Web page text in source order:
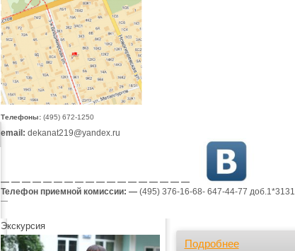
Телефоны:(495) 672-1250
email: dekanat219@yandex.ru
— — — — — — — — — — — — — — — — — —
Телефон приемной комиссии: —(495) 376-16-68- 647-44-77 доб.1*3131
—
Экскурсия
Подробнее